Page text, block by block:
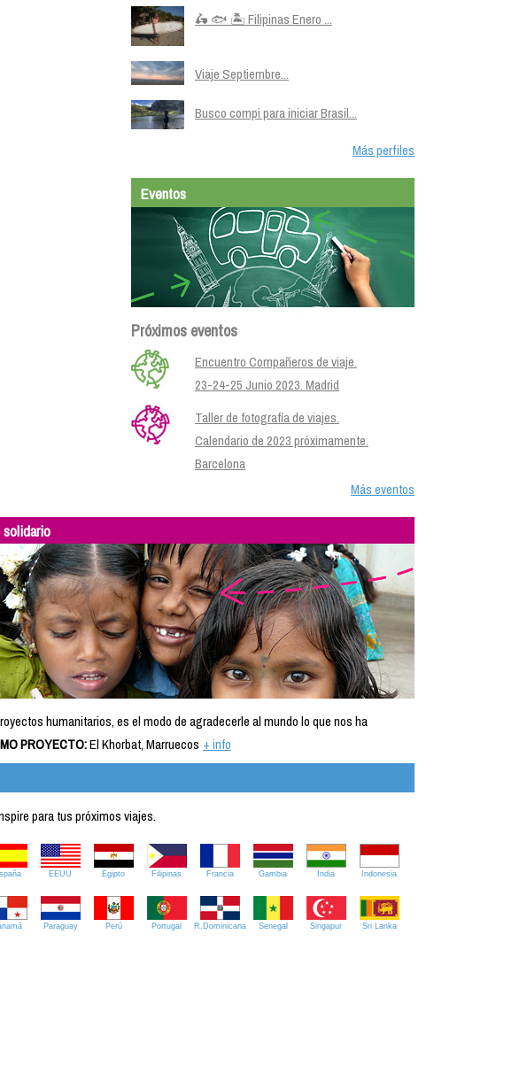
🛵 🐟 🏝️ Filipinas Enero ...
Viaje Septiembre...
Busco compi para iniciar Brasil...
Más perfiles
Eventos
Próximos eventos
Encuentro Compañeros de viaje.
23-24-25 Junio 2023. Madrid
Taller de fotografía de viajes.
Calendario de 2023 próximamente.
Barcelona
Más eventos
solidario
humanitarios, es el modo de agradecerle al mundo lo que nos ha
PROYECTO:El Khorbat, Marruecos + info
para tus próximos viajes.
EEUU Egipto Filipinas Francia Gambia India Indonesia
Paraguay Perú Portugal R.Dominicana Senegal Singapur Sri Lanka